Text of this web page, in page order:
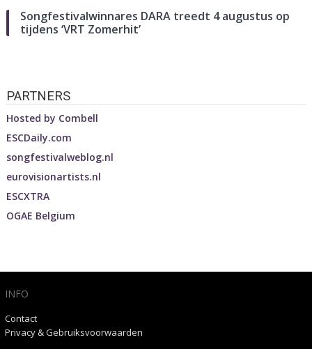
Songfestivalwinnares DARA treedt 4 augustus op
tijdens ‘VRT Zomerhit’
PARTNERS
Hosted by Combell
ESCDaily.com
songfestivalweblog.nl
eurovisionartists.nl
ESCXTRA
OGAE Belgium
INFO
Contact
Privacy & Gebruiksvoorwaarden